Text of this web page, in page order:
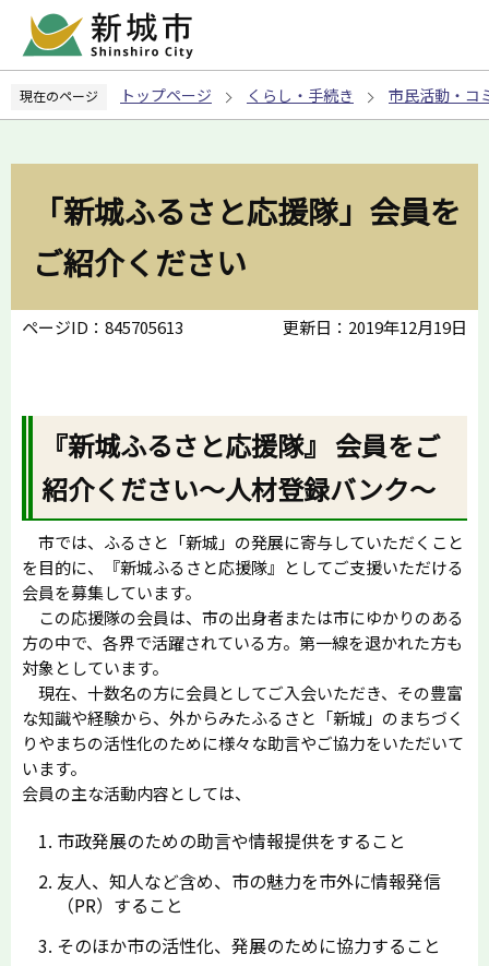
ペ
の
現在のページ トップページ くらし・手続き 市民活動・コ
「新城ふるさと応援隊」会員を
ご紹介ください
ページID：845705613 更新日：2019年12月19日
『新城ふるさと応援隊』 会員をご
紹介ください～人材登録バンク～
市では、ふるさと「新城」の発展に寄与していただくこと
を目的に、『新城ふるさと応援隊』としてご支援いただける
会員を募集しています。
この応援隊の会員は、市の出身者または市にゆかりのある
方の中で、各界で活躍されている方。第一線を退かれた方も
対象としています。
現在、十数名の方に会員としてご入会いただき、その豊富
な知識や経験から、外からみたふるさと「新城」のまちづく
りやまちの活性化のために様々な助言やご協力をいただいて
います。
会員の主な活動内容としては、
市政発展のための助言や情報提供をすること
友人、知人など含め、市の魅力を市外に情報発信
（PR）すること
そのほか市の活性化、発展のために協力すること